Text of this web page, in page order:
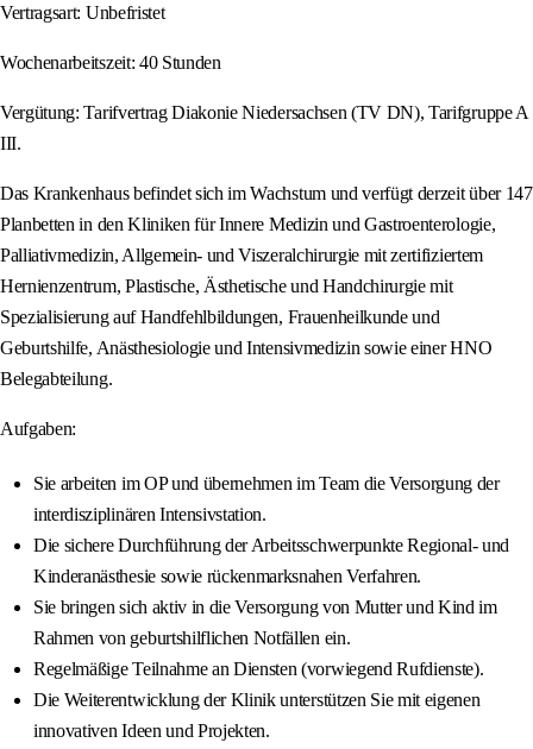
Vertragsart: Unbefristet
Wochenarbeitszeit: 40 Stunden
Vergütung: Tarifvertrag Diakonie Niedersachsen (TV DN), Tarifgruppe A
III.
Das Krankenhaus befindet sich im Wachstum und verfügt derzeit über 147
Planbetten in den Kliniken für Innere Medizin und Gastroenterologie,
Palliativmedizin, Allgemein- und Viszeralchirurgie mit zertifiziertem
Hernienzentrum, Plastische, Ästhetische und Handchirurgie mit
Spezialisierung auf Handfehlbildungen, Frauenheilkunde und
Geburtshilfe, Anästhesiologie und Intensivmedizin sowie einer HNO
Belegabteilung.
Aufgaben:
Sie arbeiten im OP und übernehmen im Team die Versorgung der
interdisziplinären Intensivstation.
Die sichere Durchführung der Arbeitsschwerpunkte Regional- und
Kinderanästhesie sowie rückenmarksnahen Verfahren.
Sie bringen sich aktiv in die Versorgung von Mutter und Kind im
Rahmen von geburtshilflichen Notfällen ein.
Regelmäßige Teilnahme an Diensten (vorwiegend Rufdienste).
Die Weiterentwicklung der Klinik unterstützen Sie mit eigenen
innovativen Ideen und Projekten.